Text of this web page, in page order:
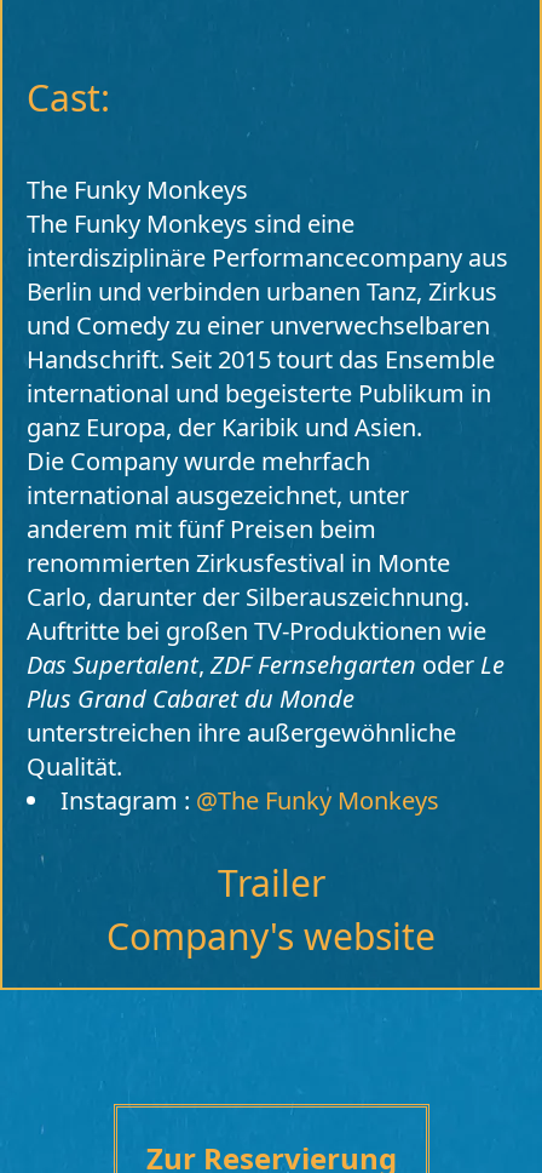
Cast:
The Funky Monkeys
The Funky Monkeys sind eine
interdisziplinäre Performancecompany aus
Berlin und verbinden urbanen Tanz, Zirkus
und Comedy zu einer unverwechselbaren
Handschrift. Seit 2015 tourt das Ensemble
international und begeisterte Publikum in
ganz Europa, der Karibik und Asien.
Die Company wurde mehrfach
international ausgezeichnet, unter
anderem mit fünf Preisen beim
renommierten Zirkusfestival in Monte
Carlo, darunter der Silberauszeichnung.
Auftritte bei großen TV-Produktionen wie
Das Supertalent,ZDF Fernsehgarten oder Le
Plus Grand Cabaret du Monde
unterstreichen ihre außergewöhnliche
Qualität.
Instagram : @The Funky Monkeys
Trailer
Company's website
Zur Reservierung